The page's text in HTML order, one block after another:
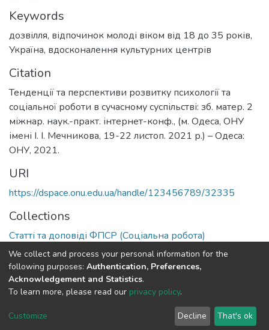
Keywords
дозвілля, відпочинок молоді віком від 18 до 35 років,
Україна, вдосконалення культурних центрів
Citation
Тенденції та перспективи розвитку психології та
соціальної роботи в сучасному суспільстві: зб. матер. 2
міжнар. наук.-практ. інтернет-конф., (м. Одеса, ОНУ
імені І. І. Мечникова, 19-22 листоп. 2021 р.) – Одеса:
ОНУ, 2021.
URI
https://dspace.onu.edu.ua/handle/123456789/32335
Collections
Статті та доповіді ФПСР (Соціальна робота)
Full item page
DSpace software copyright © 2009-2026
Cookie
End User
Agreement
Send
Feedback
We collect and process your personal information for the
following purposes: Authentication, Preferences,
Acknowledgement and Statistics.
To learn more, please read our privacy policy.
Customize Decline That's ok